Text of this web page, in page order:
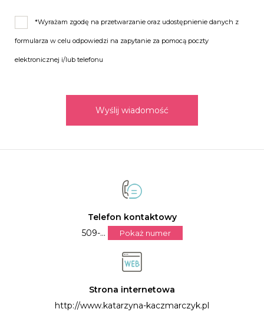
*Wyrażam zgodę na przetwarzanie oraz udostępnienie danych z
formularza w celu odpowiedzi na zapytanie za pomocą poczty
elektronicznej i/lub telefonu
Wyślij wiadomość
Telefon kontaktowy
509-...
Pokaż numer
Strona internetowa
http://www.katarzyna-kaczmarczyk.pl